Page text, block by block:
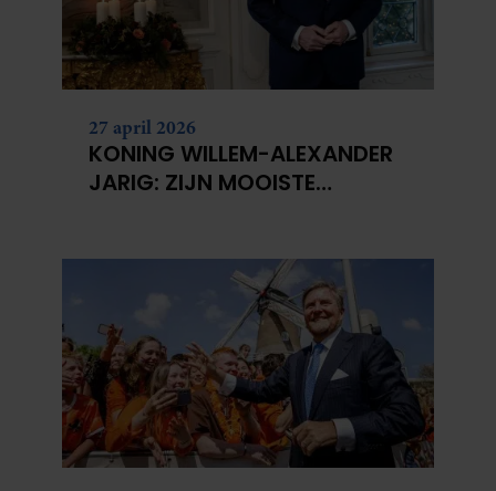
partners kunnen deze gegevens combineren met andere
informatie die u aan ze heeft verstrekt of die ze hebben
verzameld op basis van uw gebruik van hun services. U
gebruiken.27 april 2026
KONING WILLEM-ALEXANDER
JARIG: ZIJN MOOISTE